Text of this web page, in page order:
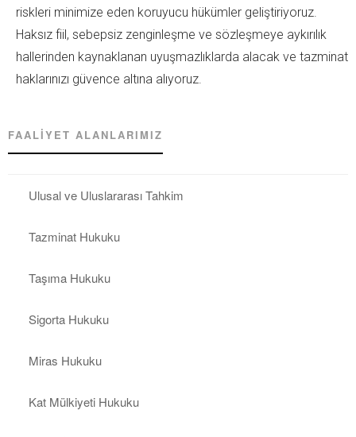
FAALIYET ALANLARIMIZ
Ulusal ve Uluslararası Tahkim
Tazminat Hukuku
Taşıma Hukuku
Sigorta Hukuku
Miras Hukuku
Kat Mülkiyeti Hukuku
riskleri minimize eden koruyucu hükümler geliştiriyoruz.
Haksız fiil, sebepsiz zenginleşme ve sözleşmeye aykırılık
hallerinden kaynaklanan uyuşmazlıklarda alacak ve tazminat
haklarınızı güvence altına alıyoruz.